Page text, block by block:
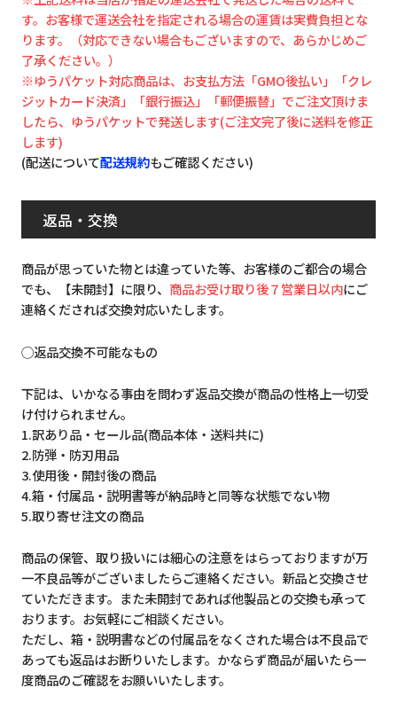
す。お客様で運送会社を指定される場合の運賃は実費負担とな
ります。（対応できない場合もございますので、あらかじめご
了承ください。）
※ゆうパケット対応商品は、お支払方法「GMO後払い」「クレ
ジットカード決済」「銀行振込」「郵便振替」でご注文頂けま
したら、ゆうパケットで発送します(ご注文完了後に送料を修正
します)
(配送について配送規約もご確認ください)
返品・交換
商品が思っていた物とは違っていた等、お客様のご都合の場合
でも、【未開封】に限り、 商品お受け取り後７営業日以内にご
連絡くだされば交換対応いたします。
◯返品交換不可能なもの
下記は、いかなる事由を問わず返品交換が商品の性格上一切受
け付けられません。
1.訳あり品・セール品(商品本体・送料共に)
2.防弾・防刃用品
3.使用後・開封後の商品
4.箱・付属品・説明書等が納品時と同等な状態でない物
5.取り寄せ注文の商品
商品の保管、取り扱いには細心の注意をはらっておりますが万
一不良品等がございましたらご連絡ください。新品と交換させ
ていただきます。また未開封であれば他製品との交換も承って
おります。お気軽にご相談ください。
ただし、箱・説明書などの付属品をなくされた場合は不良品で
あっても返品はお断りいたします。かならず商品が届いたら一
度商品のご確認をお願いいたします。